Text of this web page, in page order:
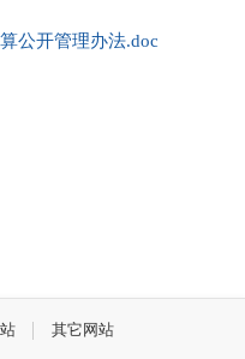
公开管理办法.doc
其它网站